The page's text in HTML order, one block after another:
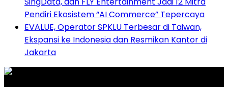
Pendiri Ekosistem “AI Commerce” Tepercaya
EVALUE, Operator SPKLU Terbesar di Taiwan,
Ekspansi ke Indonesia dan Resmikan Kantor di
Jakarta